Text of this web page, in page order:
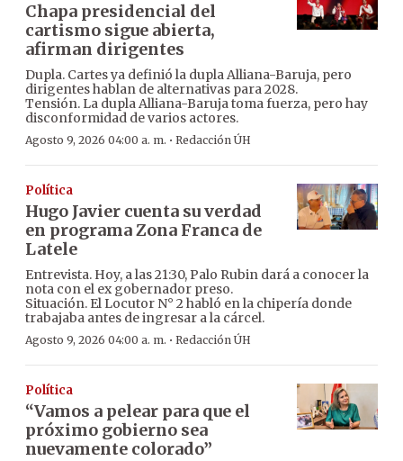
Chapa presidencial del
cartismo sigue abierta,
afirman dirigentes
Dupla. Cartes ya definió la dupla Alliana-Baruja, pero
dirigentes hablan de alternativas para 2028.
Tensión. La dupla Alliana-Baruja toma fuerza, pero hay
disconformidad de varios actores.
Agosto 9, 2026 04:00 a. m. · Redacción ÚH
Política
Hugo Javier cuenta su verdad
en programa Zona Franca de
Latele
Entrevista. Hoy, a las 21:30, Palo Rubin dará a conocer la
nota con el ex gobernador preso.
Situación. El Locutor N° 2 habló en la chipería donde
trabajaba antes de ingresar a la cárcel.
Agosto 9, 2026 04:00 a. m. · Redacción ÚH
Política
“Vamos a pelear para que el
próximo gobierno sea
nuevamente colorado”